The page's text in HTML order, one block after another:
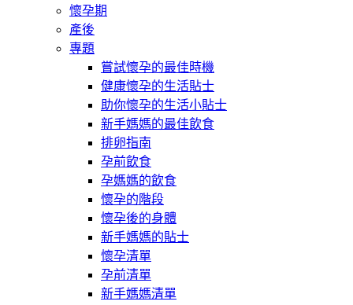
懷孕期
產後
專題
嘗試懷孕的最佳時機
健康懷孕的生活貼士
助你懷孕的生活小貼士
新手媽媽的最佳飲食
排卵指南
孕前飲食
孕媽媽的飲食
懷孕的階段
懷孕後的身體
新手媽媽的貼士
懷孕清單
孕前清單
新手媽媽清單